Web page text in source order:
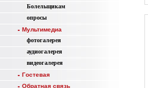
Болельщикам
опросы
Мультимедиа
фотогалерея
аудиогалерея
видеогалерея
Гостевая
Обратная связь